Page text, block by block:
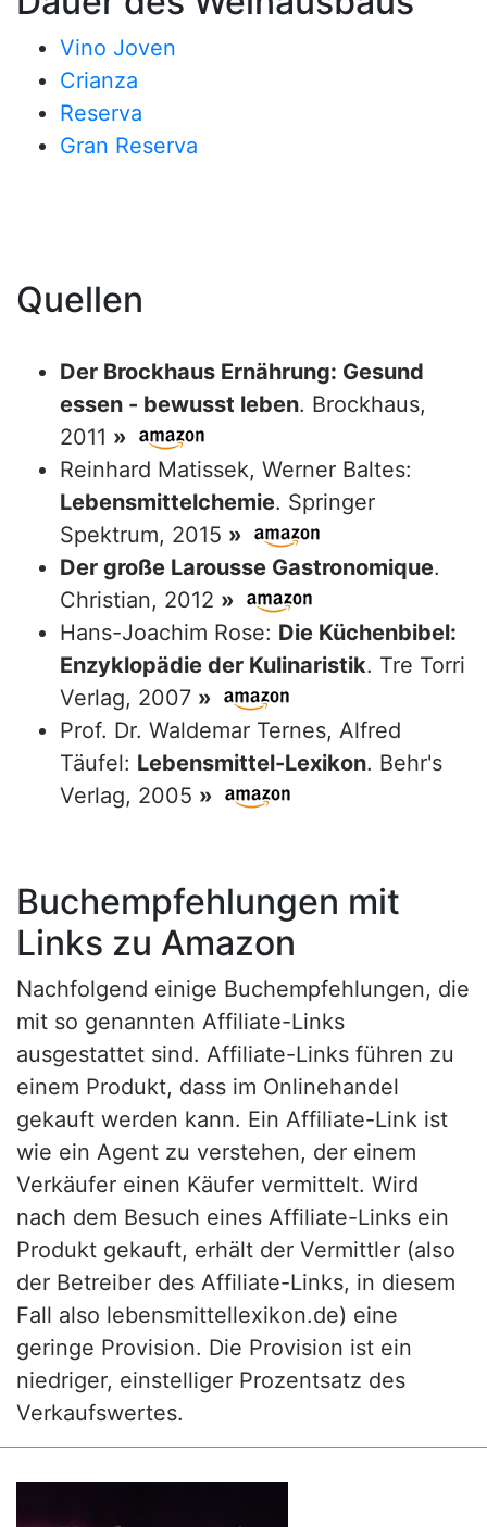
Vino Joven
Crianza
Reserva
Gran Reserva
Quellen
Der Brockhaus Ernährung: Gesund
essen - bewusst leben. Brockhaus,
2011 »
Reinhard Matissek, Werner Baltes:
Lebensmittelchemie. Springer
Spektrum, 2015 »
Der große Larousse Gastronomique.
Christian, 2012 »
Hans-Joachim Rose: Die Küchenbibel:
Enzyklopädie der Kulinaristik. Tre Torri
Verlag, 2007 »
Prof. Dr. Waldemar Ternes, Alfred
Täufel: Lebensmittel-Lexikon. Behr's
Verlag, 2005 »
Buchempfehlungen mit
Links zu Amazon
Nachfolgend einige Buchempfehlungen, die
mit so genannten Affiliate-Links
ausgestattet sind. Affiliate-Links führen zu
einem Produkt, dass im Onlinehandel
gekauft werden kann. Ein Affiliate-Link ist
wie ein Agent zu verstehen, der einem
Verkäufer einen Käufer vermittelt. Wird
nach dem Besuch eines Affiliate-Links ein
Produkt gekauft, erhält der Vermittler (also
der Betreiber des Affiliate-Links, in diesem
Fall also lebensmittellexikon.de) eine
geringe Provision. Die Provision ist ein
niedriger, einstelliger Prozentsatz des
Verkaufswertes.